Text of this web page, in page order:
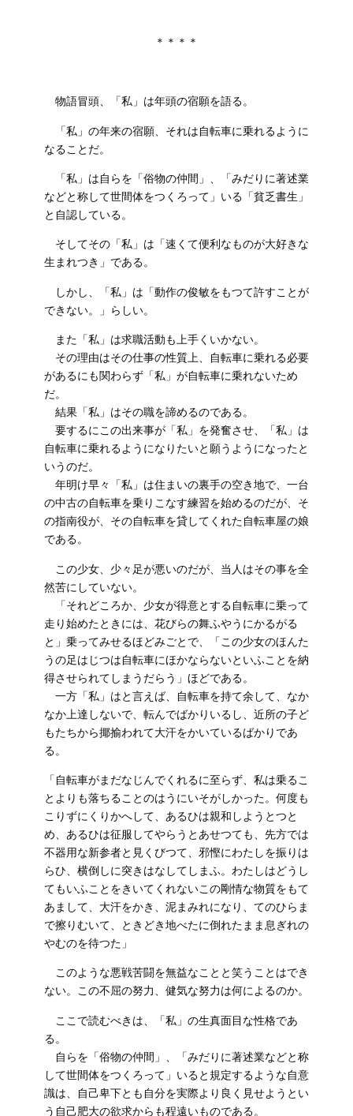
＊＊＊＊
物語冒頭、「私」は年頭の宿願を語る。
「私」の年来の宿願、それは自転車に乗れるように
なることだ。
「私」は自らを「俗物の仲間」、「みだりに著述業
などと称して世間体をつくろって」いる「貧乏書生」
と自認している。
そしてその「私」は「速くて便利なものが大好きな
生まれつき」である。
しかし、「私」は「動作の俊敏をもつて許すことが
できない。」らしい。
また「私」は求職活動も上手くいかない。
その理由はその仕事の性質上、自転車に乗れる必要
があるにも関わらず「私」が自転車に乗れないため
だ。
結果「私」はその職を諦めるのである。
要するにこの出来事が「私」を発奮させ、「私」は
自転車に乗れるようになりたいと願うようになったと
いうのだ。
年明け早々「私」は住まいの裏手の空き地で、一台
の中古の自転車を乗りこなす練習を始めるのだが、そ
の指南役が、その自転車を貸してくれた自転車屋の娘
である。
この少女、少々足が悪いのだが、当人はその事を全
然苦にしていない。
「それどころか、少女が得意とする自転車に乗って
走り始めたときには、花びらの舞ふやうにかるがる
と」乗ってみせるほどみごとで、「この少女のほんた
うの足はじつは自転車にほかならないといふことを納
得させられてしまうだらう」ほどである。
一方「私」はと言えば、自転車を持て余して、なか
なか上達しないで、転んでばかりいるし、近所の子ど
もたちから揶揄われて大汗をかいているばかりであ
る。
「自転車がまだなじんでくれるに至らず、私は乗るこ
とよりも落ちることのはうにいそがしかった。何度も
こりずにくりかへして、あるひは親和しようとつと
め、あるひは征服してやらうとあせつても、先方では
不器用な新参者と見くびつて、邪慳にわたしを振りは
らひ、横倒しに突きはなしてしまふ。わたしはどうし
てもいふことをきいてくれないこの剛情な物質をもて
あまして、大汗をかき、泥まみれになり、てのひらま
で擦りむいて、ときどき地べたに倒れたまま息ぎれの
やむのを待つた」
このような悪戦苦闘を無益なことと笑うことはでき
ない。この不屈の努力、健気な努力は何によるのか。
ここで読むべきは、「私」の生真面目な性格であ
る。
自らを「俗物の仲間」、「みだりに著述業などと称
して世間体をつくろって」いると規定するような自意
識は、自己卑下とも自分を実際より良く見せようとい
う自己肥大の欲求からも程遠いものである。